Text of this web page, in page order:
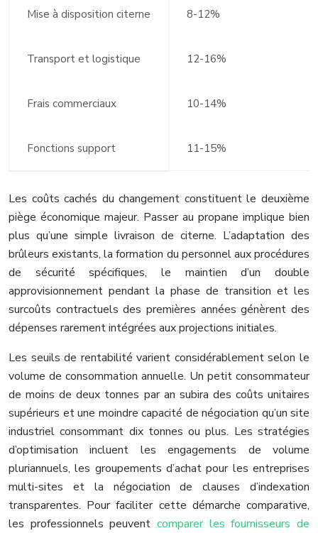
Mise à disposition citerne 8-12%
Transport et logistique 12-16%
Frais commerciaux 10-14%
Fonctions support 11-15%
Les coûts cachés du changement constituent le deuxième
piège économique majeur. Passer au propane implique bien
plus qu’une simple livraison de citerne. L’adaptation des
brûleurs existants, la formation du personnel aux procédures
de sécurité spécifiques, le maintien d’un double
approvisionnement pendant la phase de transition et les
surcoûts contractuels des premières années génèrent des
dépenses rarement intégrées aux projections initiales.
Les seuils de rentabilité varient considérablement selon le
volume de consommation annuelle. Un petit consommateur
de moins de deux tonnes par an subira des coûts unitaires
supérieurs et une moindre capacité de négociation qu’un site
industriel consommant dix tonnes ou plus. Les stratégies
d’optimisation incluent les engagements de volume
pluriannuels, les groupements d’achat pour les entreprises
multi-sites et la négociation de clauses d’indexation
transparentes. Pour faciliter cette démarche comparative,
les professionnels peuvent comparer les fournisseurs de